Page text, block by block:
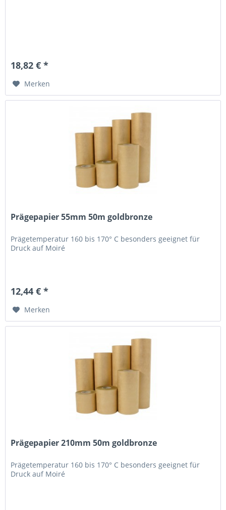
18,82 € *
Merken
Prägepapier 55mm 50m goldbronze
Prägetemperatur 160 bis 170° C besonders geeignet für
Druck auf Moiré
12,44 € *
Merken
Prägepapier 210mm 50m goldbronze
Prägetemperatur 160 bis 170° C besonders geeignet für
Druck auf Moiré